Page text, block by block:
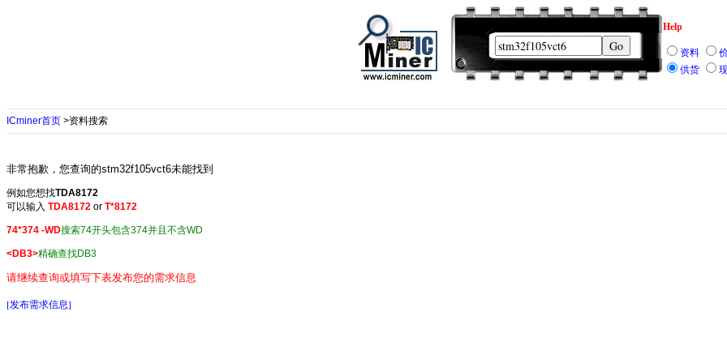
Help
资料
供货
ICminer首页 >资料搜索
非常抱歉，您查询的stm32f105vct6未能找到
例如您想找TDA8172
可以输入 TDA8172 or T*8172
74*374 -WD搜索74开头包含374并且不含WD
<DB3>精确查找DB3
请继续查询或填写下表发布您的需求信息
[发布需求信息]